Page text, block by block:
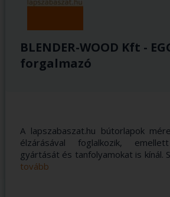
BLENDER-WOOD Kft -
forgalmazó
A lapszabaszat.hu bútorlapok
élzárásával foglalkozik,
gyártását és tanfolyamokat is kínál.
tovább